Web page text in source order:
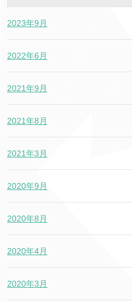
2023年9月
2022年6月
2021年9月
2021年8月
2021年3月
2020年9月
2020年8月
2020年4月
2020年3月